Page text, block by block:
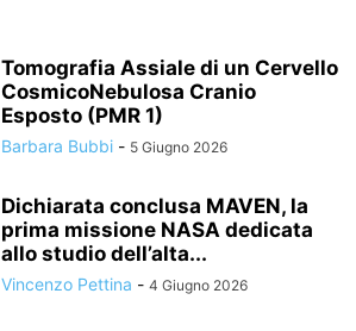
Tomografia Assiale di un Cervello
CosmicoNebulosa Cranio
Esposto (PMR 1)
Barbara Bubbi - 5 Giugno 2026
Dichiarata conclusa MAVEN, la
prima missione NASA dedicata
allo studio dell’alta...
Vincenzo Pettina - 4 Giugno 2026